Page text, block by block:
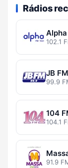
Rádios
102.1
JB FM
99.9
104
104.1
91.9